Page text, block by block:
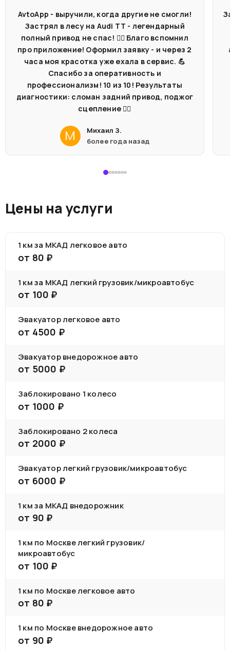
AvtoApp - выручили, когда другие не смогли!
Застрял в лесу на Audi TT - легендарный
полный привод не спас! 🤷‍♂️ Благо вспомнил
про приложение! Оформил заявку - и через 2
часа моя красотка уже ехала в сервис. 💪
Спасибо за оперативность и
профессионализм! 10 из 10! Результаты
диагностики: сломан задний привод, поджог
сцепление 🤦‍♂️
М
Михаил З.
более года назад
Цены на услуги
1 км за МКАД легковое авто
от 80 ₽
1 км за МКАД легкий грузовик/микроавтобус
от 100 ₽
Эвакуатор легковое авто
от 4500 ₽
Эвакуатор внедорожное авто
от 5000 ₽
Заблокировано 1 колесо
от 1000 ₽
Заблокировано 2 колеса
от 2000 ₽
Эвакуатор легкий грузовик/микроавтобус
от 6000 ₽
1 км за МКАД внедорожник
от 90 ₽
1 км по Москве легкий грузовик/
микроавтобус
от 100 ₽
1 км по Москве легковое авто
от 80 ₽
1 км по Москве внедорожное авто
от 90 ₽